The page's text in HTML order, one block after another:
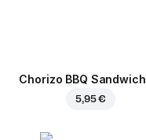
Chorizo BBQ Sandwich
5,95 €